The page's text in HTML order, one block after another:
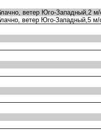
ветер Юго-Западный,2 м/
ветер Юго-Западный,5 м/